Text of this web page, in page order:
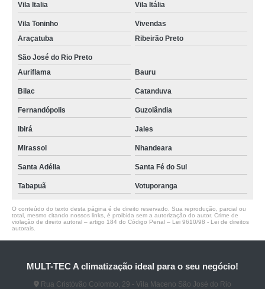
Vila Italia Vila Itália
Vila Toninho
Vivendas
Araçatuba
Ribeirão Preto
São José do Rio Preto
Auriflama
Bauru
Bilac Catanduva
Fernandópolis Guzolândia
Ibirá Jales
Mirassol Nhandeara
Santa Adélia Santa Fé do Sul
Tabapuã Votuporanga
O conteúdo do texto desta página é de direito reservado. Sua reprodução, parcial ou
total, mesmo citando nossos links, é proibida sem a autorização do autor. Crime de
violação de direito autoral – artigo 184 do Código Penal – Lei 9610/98 - Lei de direitos
autorais
MULT-TEC A climatização ideal para o seu negócio!
Rua Cristóvão Colombo, 29 - Vila Maceno São José do Rio